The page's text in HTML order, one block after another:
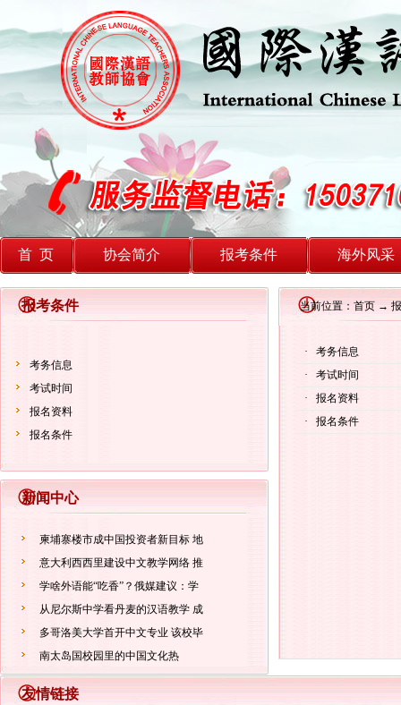
首 页 协会简介 报考条件 海外风采
报考条件
考务信息
考试时间
报名资料
报名条件
新闻中心
柬埔寨楼市成中国投资者新目标 地
意大利西西里建设中文教学网络 推
学啥外语能“吃香”？俄媒建议：学
从尼尔斯中学看丹麦的汉语教学 成
多哥洛美大学首开中文专业 该校毕
南太岛国校园里的中国文化热
当前位置：首页 →
·
考务信息
·
考试时间
·
报名资料
·
报名条件
友情链接